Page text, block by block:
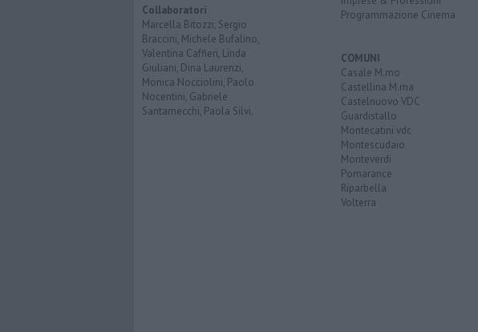
Collaboratori
Marcella Bitozzi, Sergio
Braccini, Michele Bufalino,
Valentina Caffieri, Linda
Giuliani, Dina Laurenzi,
Monica Nocciolini, Paolo
Nocentini, Gabriele
Santarnecchi, Paola Silvi.
Programmazione Cinema
COMUNI
Casale M.mo
Castellina M.ma
Castelnuovo VDC
Guardistallo
Montecatini vdc
Montescudaio
Monteverdi
Pomarance
Riparbella
Volterra